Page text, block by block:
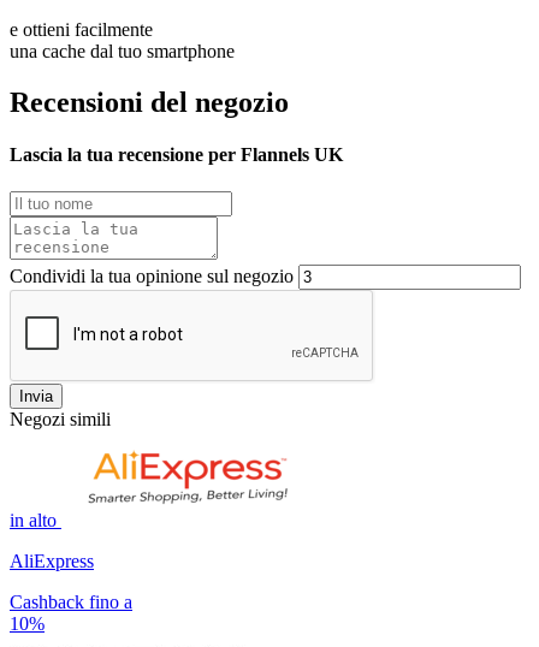
e ottieni facilmente
una cache dal tuo smartphone
Recensioni del negozio
Lascia la tua recensione per Flannels UK
Condividi la tua opinione sul negozio
Invia
Negozi simili
in alto
AliExpress
Cashback fino a
10%